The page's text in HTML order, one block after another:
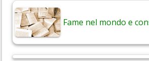
Fame nel mondo e